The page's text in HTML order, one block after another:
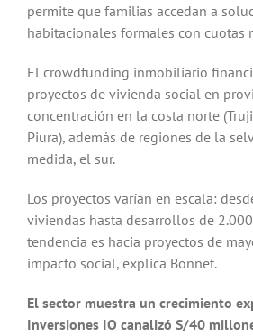
permite que familias accedan a
habitacionales formales con cuotas
El crowdfunding inmobiliario
proyectos de vivienda social en
concentración en la costa norte
Piura), además de regiones de la
medida, el sur.
Los proyectos varían en escala:
viviendas hasta desarrollos de
tendencia es hacia proyectos de
impacto social, explica Bonnet.
El sector muestra un crecimiento
Inversiones IO canalizó S/40